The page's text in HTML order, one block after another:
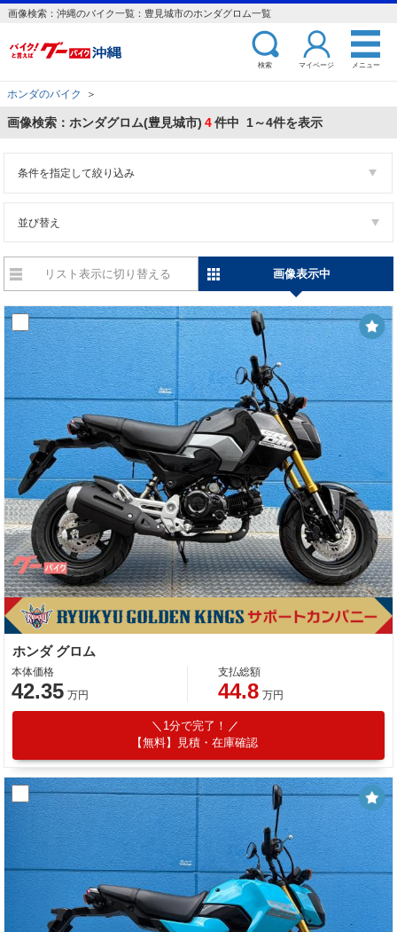
画像検索：沖縄のバイク一覧：豊見城市のホンダグロム一覧
検索 マイページ メニュー
ホンダのバイク ＞
画像検索：ホンダグロム(豊見城市) 4件中 1～4件を表示
条件を指定して絞り込み
並び替え
リスト表示に切り替える 画像表示中
ホンダ グロム
本体価格
42.35 万円
支払総額
44.8 万円
1分で完了！
【無料】見積・在庫確認